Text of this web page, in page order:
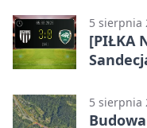
5 sierpnia
[PIŁKA
5 sierpnia